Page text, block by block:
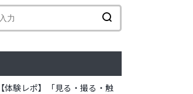
【体験レポ】「見る・撮る・触